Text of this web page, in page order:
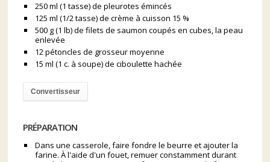
250 ml (1 tasse) de pleurotes émincés
125 ml (1/2 tasse) de crème à cuisson 15 %
500 g (1 lb) de filets de saumon coupés en cubes, la peau
enlevée
12 pétoncles de grosseur moyenne
15 ml (1 c. à soupe) de ciboulette hachée
Convertisseur
PRÉPARATION
Dans une casserole, faire fondre le beurre et ajouter la
farine. À l'aide d'un fouet, remuer constamment durant